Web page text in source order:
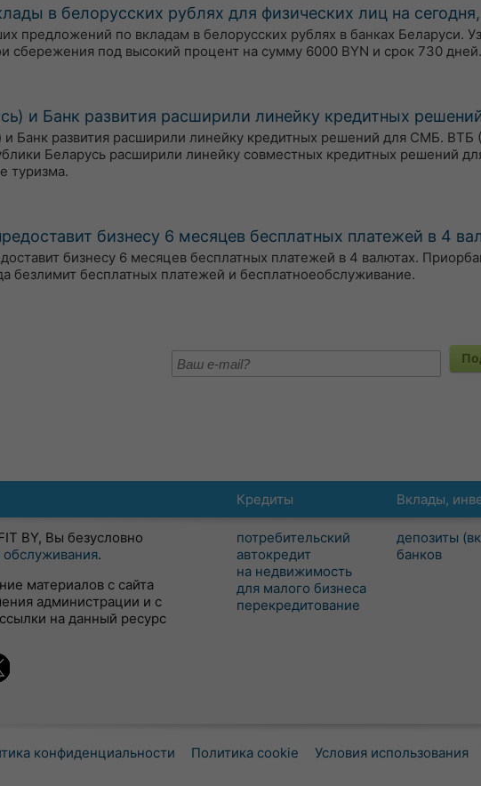
в белорусских рублях для физических лиц на
предложений по вкладам в белорусских рублях в банках Беларуси.
сбережения под высокий процент на сумму 6000 BYN и срок 730 дней.
и Банк развития расширили линейку кредитных
и Банк развития расширили линейку кредитных решений для СМБ. ВТБ
Беларусь расширили линейку совместных кредитных решений
туризма.
бизнесу 6 месяцев бесплатных платежей в 4
бизнесу 6 месяцев бесплатных платежей в 4 валютах.
безлимит бесплатных платежей и бесплатноеобслуживание.
Кредиты
потребительский
автокредит
на недвижимость
для малого бизнеса
перекредитование
Вклады,
депозиты
банков
BY, Вы безусловно
.
материалов с сайта
администрации и с
на данный ресурс
конфиденциальности Политика cookie Условия использования